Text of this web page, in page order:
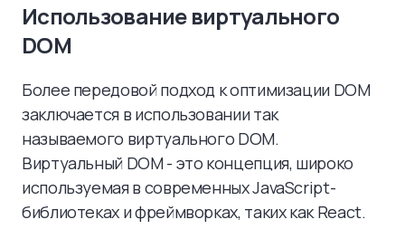
Использование виртуального
DOM
Более передовой подход к оптимизации DOM
заключается в использовании так
называемого виртуального DOM.
Виртуальный DOM - это концепция, широко
используемая в современных JavaScript-
библиотеках и фреймворках, таких как React.